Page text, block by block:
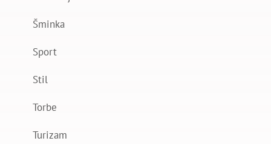
Šminka
Sport
Stil
Torbe
Turizam